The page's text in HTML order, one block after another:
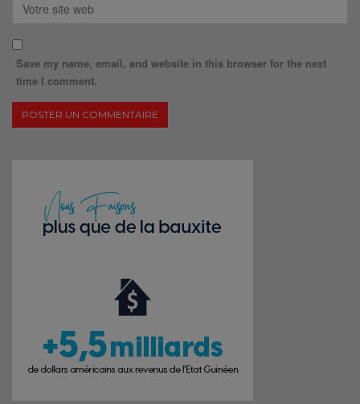
Save my name, email, and website in this browser for the next
time I comment.